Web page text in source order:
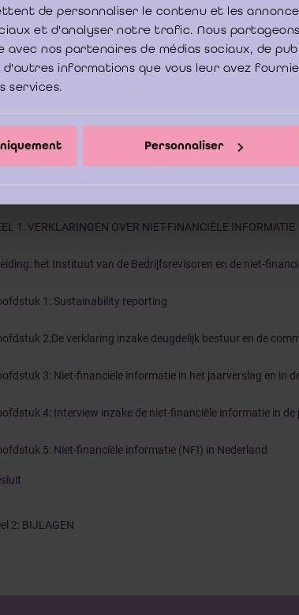
de personnaliser le contenu et les
et d'analyser notre trafic. Nous
nos partenaires de médias sociaux, de
informations que vous leur avez
services.
Personnaliser
bestellen
PDF
1: VERKLARINGEN OVER NIET-FINANCIËLE INFORMATIE
het Instituut van de Bedrijfsrevisoren en de niet-
1: Sustainability reporting
2:De verklaring inzake deugdelijk bestuur en de
3: Niet-financiële informatie in het jaarverslag en in
4: Interview inzake de niet-financiële informatie in de
5: Niet-financiële informatie (NFI) in Nederland
2: BIJLAGEN